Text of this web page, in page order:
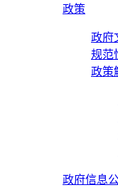
政策
政府
规范
政策
政府信息